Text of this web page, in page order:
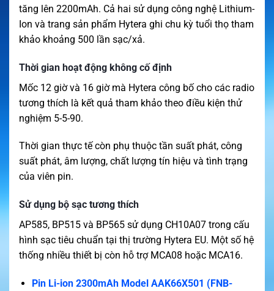
tăng lên 2200mAh. Cả hai sử dụng công nghệ Lithium-
Ion và trang sản phẩm Hytera ghi chu kỳ tuổi thọ tham
khảo khoảng 500 lần sạc/xả.
Thời gian hoạt động không cố định
Mốc 12 giờ và 16 giờ mà Hytera công bố cho các radio
tương thích là kết quả tham khảo theo điều kiện thử
nghiệm 5-5-90.
Thời gian thực tế còn phụ thuộc tần suất phát, công
suất phát, âm lượng, chất lượng tín hiệu và tình trạng
của viên pin.
Sử dụng bộ sạc tương thích
AP585, BP515 và BP565 sử dụng CH10A07 trong cấu
hình sạc tiêu chuẩn tại thị trường Hytera EU. Một số hệ
thống nhiều thiết bị còn hỗ trợ MCA08 hoặc MCA16.
Pin Li-ion 2300mAh Model AAK66X501 (FNB-